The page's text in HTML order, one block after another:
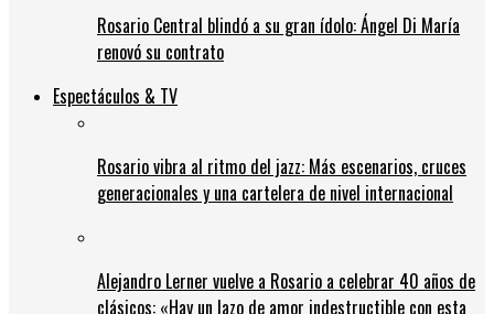
Rosario Central blindó a su gran ídolo: Ángel Di María
renovó su contrato
Espectáculos & TV
Rosario vibra al ritmo del jazz: Más escenarios, cruces
generacionales y una cartelera de nivel internacional
Alejandro Lerner vuelve a Rosario a celebrar 40 años de
clásicos: «Hay un lazo de amor indestructible con esta